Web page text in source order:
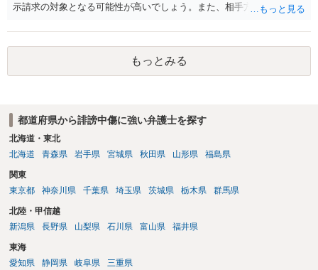
示請求の対象となる可能性が高いでしょう。また、相手方の投稿した
と存じます。発信者情報開示請求が進むと、投稿に使った回線の契約
者のところに、意見照会がなされます。アカウント情報開示の場合
は、アカウントの登録メールに意見照会がなされます。 また、された
場合賠償金はいくらでしょうか。 →ケースバイケースであり、数万円
もっとみる
都道府県から誹謗中傷に強い弁護士を探す
北海道・東北
北海道
青森県 岩手県 宮城県 秋田県 山形県 福島県
関東
東京都
神奈川県 千葉県 埼玉県 茨城県 栃木県 群馬県
北陸・甲信越
新潟県
長野県 山梨県 石川県 富山県 福井県
東海
愛知県
静岡県 岐阜県 三重県